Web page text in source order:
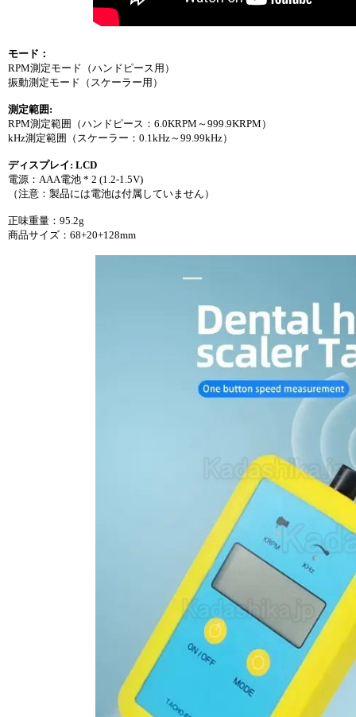
モード：
RPM測定モード（ハンドピース用）
振動測定モード（スケーラー用）
測定範囲:
RPM測定範囲（ハンドピース：6.0KRPM～999.9KRPM）
kHz測定範囲（スケーラー：0.1kHz～99.99kHz）
ディスプレイ: LCD
電源：AAA電池 * 2 (1.2-1.5V)
（注意：製品には電池は付属していません）
正味重量：95.2g
商品サイズ：68+20+128mm